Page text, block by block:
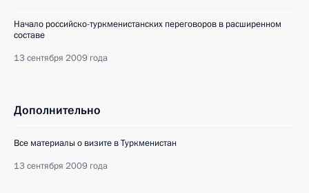
Начало российско-туркменистанских переговоров в расширенном
составе
13 сентября 2009 года
Дополнительно
Все материалы о визите в Туркменистан
13 сентября 2009 года